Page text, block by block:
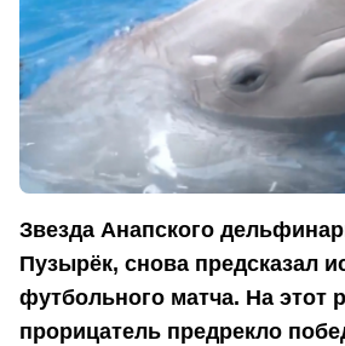
Звезда Анапского
Пузырёк, снова предсказал
футбольного матча. На этот
прорицатель предрекло